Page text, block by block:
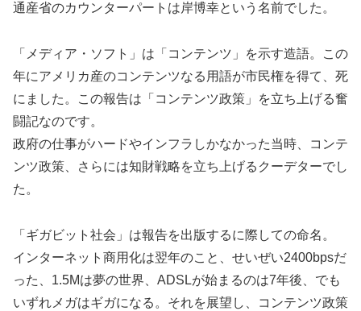
通産省のカウンターパートは岸博幸という名前でした。
「メディア・ソフト」は「コンテンツ」を示す造語。この
年にアメリカ産のコンテンツなる用語が市民権を得て、死
にました。この報告は「コンテンツ政策」を立ち上げる奮
闘記なのです。
政府の仕事がハードやインフラしかなかった当時、コンテ
ンツ政策、さらには知財戦略を立ち上げるクーデターでし
た。
「ギガビット社会」は報告を出版するに際しての命名。
インターネット商用化は翌年のこと、せいぜい2400bpsだ
った、1.5Mは夢の世界、ADSLが始まるのは7年後、でも
いずれメガはギガになる。それを展望し、コンテンツ政策